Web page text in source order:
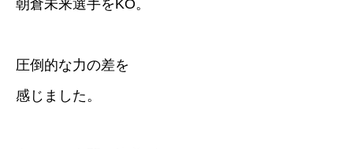
朝倉未来選手をKO。
圧倒的な力の差を
感じました。